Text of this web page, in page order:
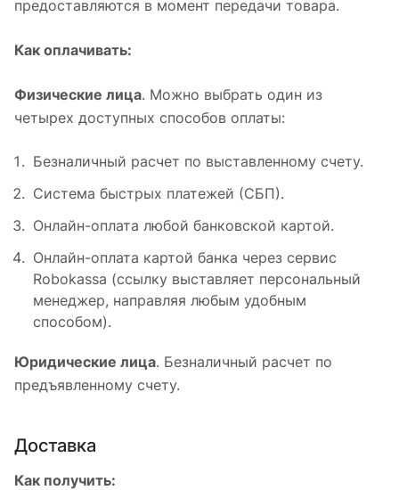
предоставляются в момент передачи товара.
Как оплачивать:
Физические лица. Можно выбрать один из
четырех доступных способов оплаты:
Безналичный расчет по выставленному счету.
Система быстрых платежей (СБП).
Онлайн-оплата любой банковской картой.
Онлайн-оплата картой банка через сервис
Robokassa (ссылку выставляет персональный
менеджер, направляя любым удобным
способом).
Юридические лица. Безналичный расчет по
предъявленному счету.
Доставка
Как получить: